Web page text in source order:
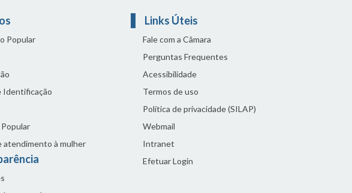
Popular
Identificação
atendimento à mulher
Links Úteis
Fale com a Câmara
Perguntas Frequentes
Acessibilidade
Termos de uso
Política de privacidade (SILAP)
Webmail
Intranet
Efetuar Login